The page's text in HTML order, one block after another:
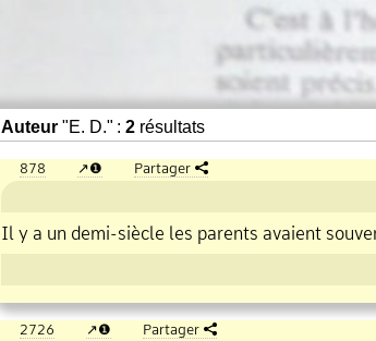
Auteur "E. D." : 2 résultats
878 ❶ Partager
Il y a un demi siècle les parents avaient
2726 ❶ Partager